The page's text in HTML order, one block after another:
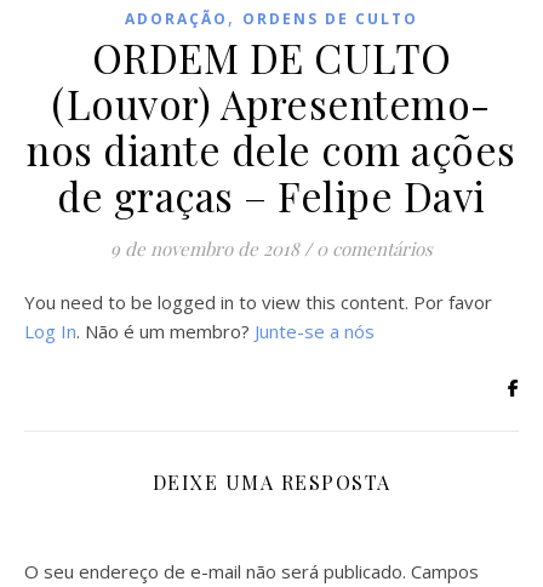
ADORAÇÃO , ORDENS DE CULTO
ORDEM DE CULTO
(Louvor) Apresentemo-
nos diante dele com ações
de graças – Felipe Davi
9 de novembro de 2018 / 0 comentários
You need to be logged in to view this content. Por favor
Log In. Não é um membro? Junte-se a nós
DEIXE UMA RESPOSTA
O seu endereço de e-mail não será publicado. Campos